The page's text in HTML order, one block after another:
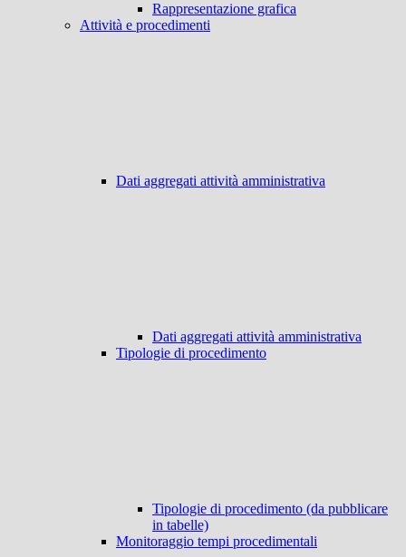
Rappresentazione grafica
Attività e procedimenti
Dati aggregati attività amministrativa
Dati aggregati attività amministrativa
Tipologie di procedimento
Tipologie di procedimento (da pubblicare
in tabelle)
Monitoraggio tempi procedimentali